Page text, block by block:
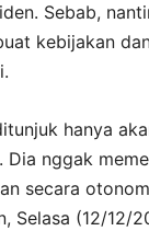
Sebab,
kebijakan
hanya
Dia nggak
secara
Selasa (12/12/